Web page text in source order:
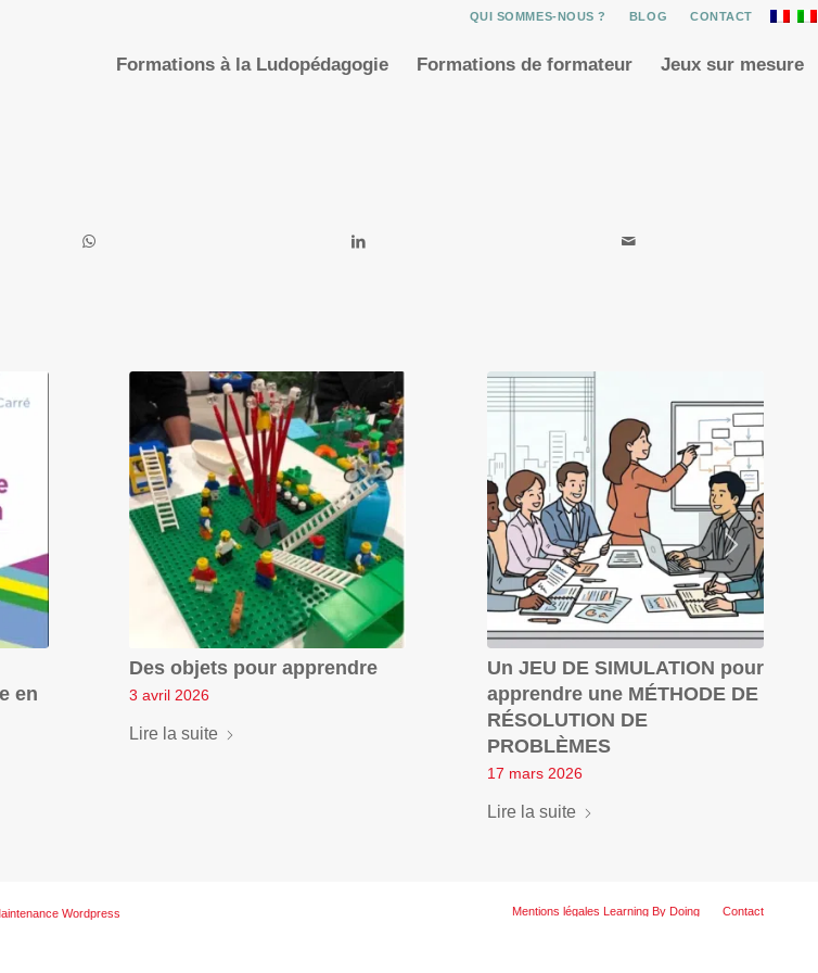
QUI SOMMES-NOUS ? BLOG CONTACT
Formations à la Ludopédagogie Formations de formateur Jeux sur mesure
en
Des objets pour apprendre
3 avril 2026
Lire la suite
Un JEU DE SIMULATION pour
apprendre une MÉTHODE DE
RÉSOLUTION DE
PROBLÈMES
17 mars 2026
Lire la suite
Wordpress Mentions légales Learning By Doing Contact